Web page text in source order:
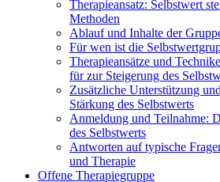
Therapieansatz: Selbstwert
Methoden
Ablauf und Inhalte der
Für wen ist die
Therapieansätze und
für zur Steigerung des
Zusätzliche Unterstützung
Stärkung des Selbstwerts
Anmeldung und Teilnahme:
des Selbstwerts
Antworten auf typische
und Therapie
Offene Therapiegruppe